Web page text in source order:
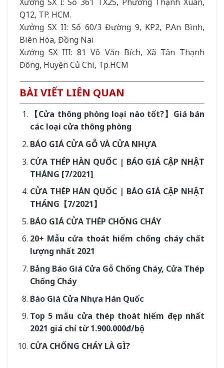
Q12, TP. HCM.
Xưởng SX II: Số 60/3 Đường 9, KP2, P.An Bình,
Biên Hòa, Đồng Nai
Xưởng SX III: 81 Võ Văn Bích, Xã Tân Thạnh
Đông, Huyện Củ Chi, Tp.HCM
BÀI VIẾT LIÊN QUAN
【Cửa thông phòng loại nào tốt?】Giá bán
các loại cửa thông phòng
BÁO GIÁ CỬA GỖ VÀ CỬA NHỰA
CỬA THÉP HÀN QUỐC | BÁO GIÁ CẬP NHẬT
THÁNG [7/2021]
CỬA THÉP HÀN QUỐC | BÁO GIÁ CẬP NHẬT
THÁNG【7/2021】
BÁO GIÁ CỬA THÉP CHỐNG CHÁY
20+ Mẫu cửa thoát hiểm chống cháy chất
lượng nhất 2021
Bảng Báo Giá Cửa Gỗ Chống Cháy, Cửa Thép
Chống Cháy
Báo Giá Cửa Nhựa Hàn Quốc
Top 5 mẫu cửa thép thoát hiểm đẹp nhất
2021 giá chỉ từ 1.900.000đ/bộ
CỬA CHỐNG CHÁY LÀ GÌ?